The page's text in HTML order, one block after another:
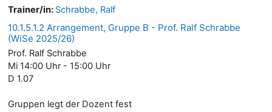
Trainer/in: Schrabbe, Ralf
10.1.5.1.2 Arrangement, Gruppe B - Prof. Ralf Schrabbe
(WiSe 2025/26)
Prof. Ralf Schrabbe
Mi 14:00 Uhr - 15:00 Uhr
D 1.07
Gruppen legt der Dozent fest